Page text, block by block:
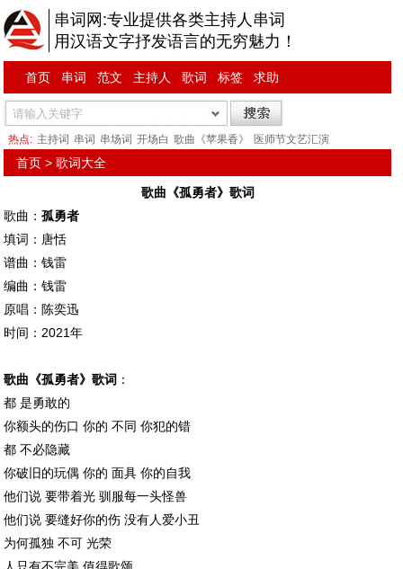
串词网:专业提供各类主持人串词
用汉语文字抒发语言的无穷魅力！
首页 串词 范文 主持人 歌词 标签 求助
热点: 主持词 串词 串场词 开场白 歌曲《苹果香》 医师节文艺汇演
首页 >歌词大全
歌曲《孤勇者》歌词
歌曲：孤勇者
填词：唐恬
谱曲：钱雷
编曲：钱雷
原唱：陈奕迅
时间：2021年
歌曲《孤勇者》歌词 ：
都 是勇敢的
你额头的伤口 你的 不同 你犯的错
都 不必隐藏
你破旧的玩偶 你的 面具 你的自我
他们说 要带着光 驯服每一头怪兽
他们说 要缝好你的伤 没有人爱小丑
为何孤独 不可 光荣